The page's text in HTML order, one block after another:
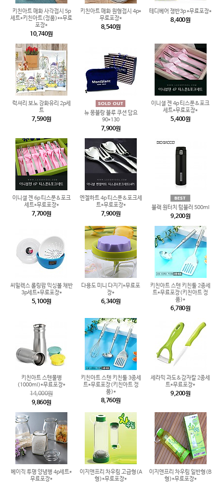
키친아트 매화 사각접시 5p
세트*키친아트(정품)**무료
포장*
10,740원
키친아트 매화 원형접시 4p*
무료포장*
8,540원
테디베어 쟁반3p *무료포장*
8,400원
럭셔리 보노 강화유리 2p세
트
7,590원
뉴 몽블랑 블루 쿠션 담요
90*130
7,900원
이니셜 젠 4p 티스푼&포크
세트*무료포장*
5,400원
이니셜 젠 6p 티스푼&포크
세트*무료포장*
7,700원
엔젤하트 4p 티스푼&포크세
트*무료포장*
7,900원
블랙 원터치 텀블러 500ml
9,200원
씨밀렉스 롤링팝 믹싱볼 채반
3p세트*무료포장*
5,100원
다용도 미니 다지기*무료포
장*
6,340원
키친아트 스텐 키친툴 2종세
트*무료포장(키친아트 정
품)*
6,780원
키친아트 스텐물병
(1000ml)*무료포장*
14,000원
9,860원
키친아트 스텐 키친툴 3종세
트*무료포장(키친아트 정
품)*
8,760원
세라믹 과도&감자칼 2종세
트*무료포장*
9,200원
베이직 투명 양념병 4p세트*
무료포장*
이지앤프리 차우림 고급형(A
형)*무료포장*
이지앤프리 차우림 일반형(B
형)*무료포장*